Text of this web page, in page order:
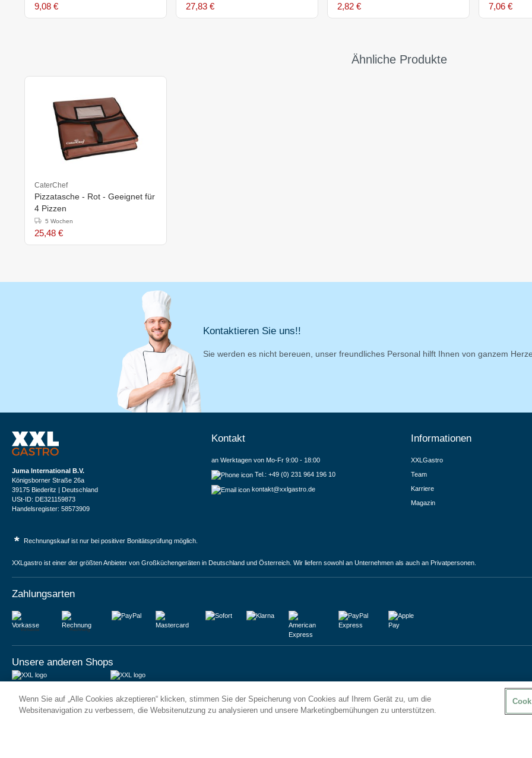
9,08 € 27,83 € 2,82 € 7,06 €
Ähnliche Produkte
CaterChef
Pizzatasche - Rot - Geeignet für
4 Pizzen
5 Wochen
25,48 €
Kontaktieren Sie uns!!
Sie werden es nicht bereuen, unser freundliches Personal hilft Ihnen von ganzem
Juma International B.V.
Königsborner Straße 26a
39175 Biederitz | Deutschland
USt-ID: DE321159873
Handelsregister: 58573909
Kontakt
an Werktagen von Mo-Fr 9:00 - 18:00
Tel.: +49 (0) 231 964 196 10
kontakt@xxlgastro.de
Informationen
XXLGastro
Team
Karriere
Magazin
* Rechnungskauf ist nur bei positiver Bonitätsprüfung möglich.
XXLgastro ist einer der größten Anbieter von Großküchengeräten in Deutschland und Österreich. Wir liefern sowohl an Unternehmen als auch an Privatpersonen.
Zahlungsarten
Vorkasse Rechnung
Unsere anderen Shops
6 Rue des Bateliers
92110 Clichy | France
Vrijheidweg 34
1521RR Wormerveer | Nederland
Wenn Sie auf „Alle Cookies akzeptieren“ klicken, stimmen Sie der Speicherung von Cookies auf Ihrem Gerät zu, um die
Websitenavigation zu verbessern, die Websitenutzung zu analysieren und unsere Marketingbemühungen zu unterstützen.